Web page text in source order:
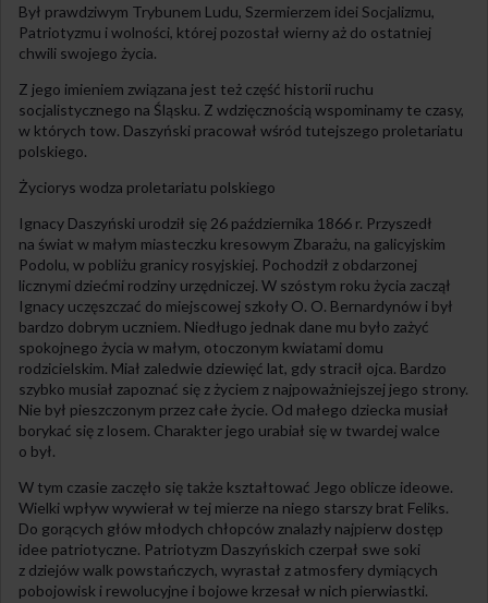
Był prawdziwym Trybunem Ludu, Szermierzem idei Socjalizmu,
Patriotyzmu i wolności, której pozostał wierny aż do ostatniej
chwili swojego życia.
Z jego imieniem związana jest też część historii ruchu
socjalistycznego na Śląsku. Z wdzięcznością wspominamy te czasy,
w których tow. Daszyński pracował wśród tutejszego proletariatu
polskiego.
Życiorys wodza proletariatu polskiego
Ignacy Daszyński urodził się 26 października 1866 r. Przyszedł
na świat w małym miasteczku kresowym Zbarażu, na galicyjskim
Podolu, w pobliżu granicy rosyjskiej. Pochodził z obdarzonej
licznymi dziećmi rodziny urzędniczej. W szóstym roku życia zaczął
Ignacy uczęszczać do miejscowej szkoły O. O. Bernardynów i był
bardzo dobrym uczniem. Niedługo jednak dane mu było zażyć
spokojnego życia w małym, otoczonym kwiatami domu
rodzicielskim. Miał zaledwie dziewięć lat, gdy stracił ojca. Bardzo
szybko musiał zapoznać się z życiem z najpoważniejszej jego strony.
Nie był pieszczonym przez całe życie. Od małego dziecka musiał
borykać się z losem. Charakter jego urabiał się w twardej walce
o był.
W tym czasie zaczęło się także kształtować Jego oblicze ideowe.
Wielki wpływ wywierał w tej mierze na niego starszy brat Feliks.
Do gorących głów młodych chłopców znalazły najpierw dostęp
idee patriotyczne. Patriotyzm Daszyńskich czerpał swe soki
z dziejów walk powstańczych, wyrastał z atmosfery dymiących
pobojowisk i rewolucyjne i bojowe krzesał w nich pierwiastki.